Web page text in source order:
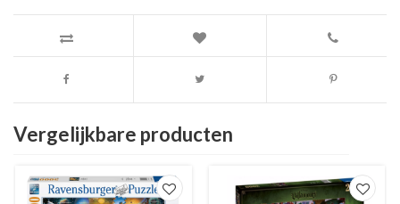
Vergelijkbare producten